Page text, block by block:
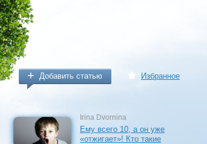
Добавить статью Избранное
Irina Dvornina
Ему всего 10, а он уже
«отжигает»! Кто такие